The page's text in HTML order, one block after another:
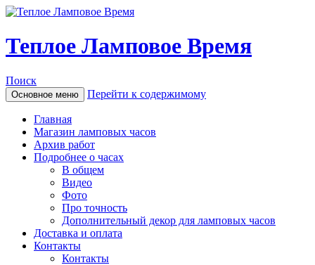
Теплое Ламповое Время
Поиск
Основное меню Перейти к содержимому
Главная
Магазин ламповых часов
Архив работ
Подробнее о часах
В общем
Видео
Фото
Про точность
Дополнительный декор для ламповых часов
Доставка и оплата
Контакты
Контакты